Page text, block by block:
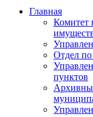
Главная
Комитет
Отдел
пунктов